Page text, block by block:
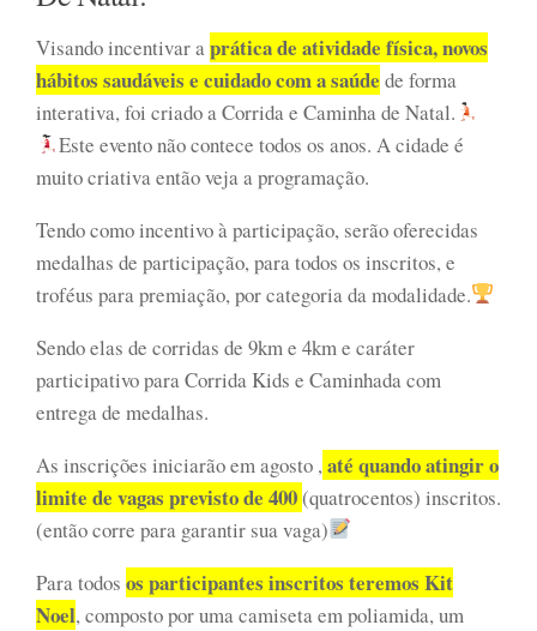
Visando incentivar aprática de atividade física, novos
hábitos saudáveis e cuidado com a saúde de forma
interativa, foi criado a Corrida e Caminha de Natal.
Este evento não contece todos os anos. A cidade é
muito criativa então veja a programação.
Tendo como incentivo à participação, serão oferecidas
medalhas de participação, para todos os inscritos, e
troféus para premiação, por categoria da modalidade.
Sendo elas de corridas de 9km e 4km e caráter
participativo para Corrida Kids e Caminhada com
entrega de medalhas.
As inscrições iniciarão em agosto , até quando atingir o
limite de vagas previsto de 400(quatrocentos) inscritos.
(então corre para garantir sua vaga)
Para todos os participantes inscritos teremos Kit
Noel, composto por uma camiseta em poliamida, um